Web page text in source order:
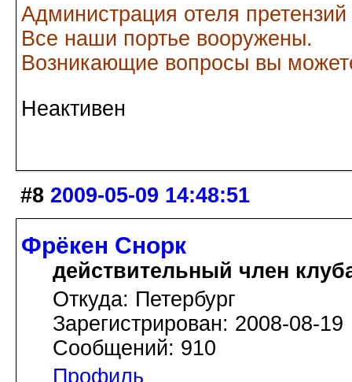
Администрация отеля
Все наши портье вооружены.
Возникающие вопросы вы
Неактивен
#8 2009-05-09 14:48:51
Фрёкен Снорк
действительный член
Откуда: Петербург
Зарегистрирован: 2008-08-19
Сообщений: 910
Профиль